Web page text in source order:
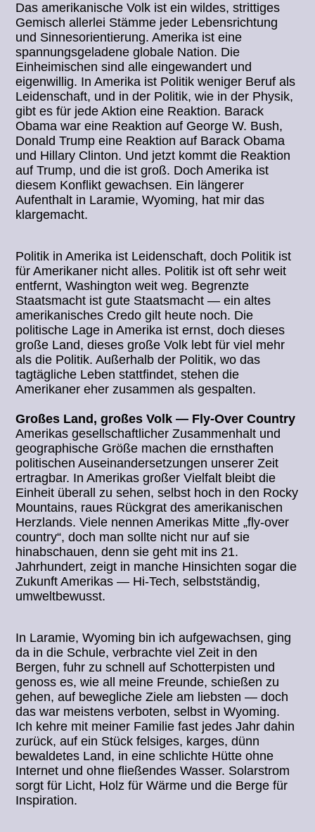
Das amerikanische Volk ist ein wildes, strittiges
Gemisch allerlei Stämme jeder Lebensrichtung
und Sinnesorientierung. Amerika ist eine
spannungsgeladene globale Nation. Die
Einheimischen sind alle eingewandert und
eigenwillig. In Amerika ist Politik weniger Beruf als
Leidenschaft, und in der Politik, wie in der Physik,
gibt es für jede Aktion eine Reaktion. Barack
Obama war eine Reaktion auf George W. Bush,
Donald Trump eine Reaktion auf Barack Obama
und Hillary Clinton. Und jetzt kommt die Reaktion
auf Trump, und die ist groß. Doch Amerika ist
diesem Konflikt gewachsen. Ein längerer
Aufenthalt in Laramie, Wyoming, hat mir das
klargemacht.
Politik in Amerika ist Leidenschaft, doch Politik ist
für Amerikaner nicht alles. Politik ist oft sehr weit
entfernt, Washington weit weg. Begrenzte
Staatsmacht ist gute Staatsmacht — ein altes
amerikanisches Credo gilt heute noch. Die
politische Lage in Amerika ist ernst, doch dieses
große Land, dieses große Volk lebt für viel mehr
als die Politik. Außerhalb der Politik, wo das
tagtägliche Leben stattfindet, stehen die
Amerikaner eher zusammen als gespalten.
Großes Land, großes Volk — Fly-Over Country
Amerikas gesellschaftlicher Zusammenhalt und
geographische Größe machen die ernsthaften
politischen Auseinandersetzungen unserer Zeit
ertragbar. In Amerikas großer Vielfalt bleibt die
Einheit überall zu sehen, selbst hoch in den Rocky
Mountains, raues Rückgrat des amerikanischen
Herzlands. Viele nennen Amerikas Mitte „fly-over
country“, doch man sollte nicht nur auf sie
hinabschauen, denn sie geht mit ins 21.
Jahrhundert, zeigt in manche Hinsichten sogar die
Zukunft Amerikas — Hi-Tech, selbstständig,
umweltbewusst.
In Laramie, Wyoming bin ich aufgewachsen, ging
da in die Schule, verbrachte viel Zeit in den
Bergen, fuhr zu schnell auf Schotterpisten und
genoss es, wie all meine Freunde, schießen zu
gehen, auf bewegliche Ziele am liebsten — doch
das war meistens verboten, selbst in Wyoming.
Ich kehre mit meiner Familie fast jedes Jahr dahin
zurück, auf ein Stück felsiges, karges, dünn
bewaldetes Land, in eine schlichte Hütte ohne
Internet und ohne fließendes Wasser. Solarstrom
sorgt für Licht, Holz für Wärme und die Berge für
Inspiration.